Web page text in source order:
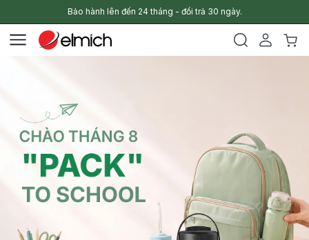
Bảo hành lên đến 24 tháng - đổi trả 30 ngày.